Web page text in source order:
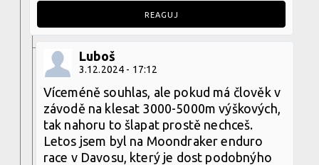
REAGUJ
Luboš
3.12.2024 - 17:12
Víceméně souhlas, ale pokud má člověk v
závodě na klesat 3000-5000m výškových,
tak nahoru to šlapat prostě nechceš.
Letos jsem byl na Moondraker enduro
race v Davosu, který je dost podobnýho